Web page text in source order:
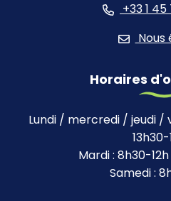
+33 1
Nous
Horaires
Lundi / mercredi / jeudi /
Mardi : 8h30-
Samedi :